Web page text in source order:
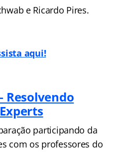
e Ricardo Pires.
aqui!
Resolvendo
participando da
com os professores do